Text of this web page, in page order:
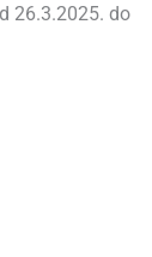
26.3.2025. do